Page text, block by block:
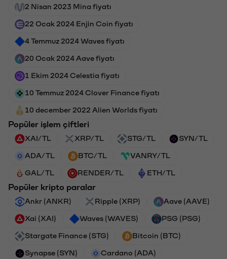
2 Nisan 2023 Mina fiyatı
22 Ocak 2024 Enjin Coin fiyatı
4 Temmuz 2024 Waves fiyatı
20 Ocak 2024 Aave fiyatı
1 Ekim 2024 Celestia fiyatı
10 Temmuz 2024 Clover Finance fiyatı
10 december 2022 Alien Worlds fiyatı
Popüler işlem çiftleri
XAI/TL XRP/TL STG/TL SYN/TL
ADA/TL BTC/TL VANRY/TL
GAL/TL RENDER/TL ETH/TL
Popüler kripto paralar
Ankr (ANKR) Ripple (XRP) Aave (AAVE)
Xai (XAI) Waves (WAVES) PSG (PSG)
Stargate Finance (STG) Bitcoin (BTC)
Synapse (SYN) Cardano (ADA)